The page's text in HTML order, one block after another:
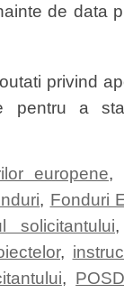
de data
privind
pentru a
europene,
, Fonduri
solicitantului
,
,